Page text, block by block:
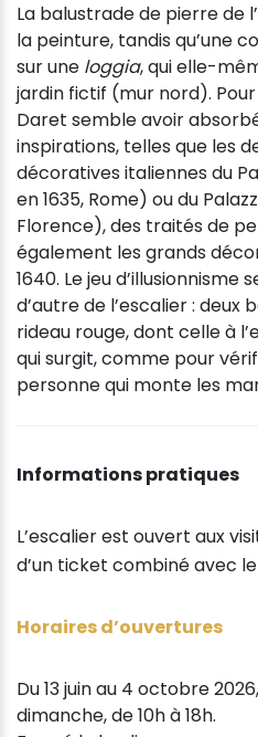
La balustrade de pierre de
la peinture, tandis qu’une
sur une loggia, qui elle-
jardin fictif (mur nord).
Daret semble avoir
inspirations, telles que les
décoratives italiennes du
en 1635, Rome) ou du
Florence), des traités de
également les grands
1640. Le jeu
d’autre de l’escalier :
rideau rouge, dont celle à
qui surgit, comme pour
personne qui monte les
Informations pratiques
L’escalier est ouvert aux
d’un ticket combiné avec le
Horaires d’ouvertures
Du 13 juin au 4 octobre
dimanche, de 10h à 18h.